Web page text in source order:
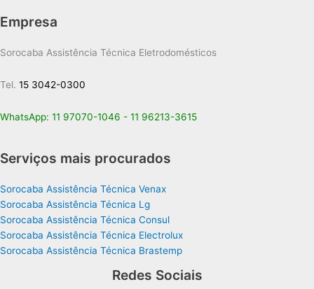
Empresa
Sorocaba Assistência Técnica Eletrodomésticos
Tel. 15 3042-0300
WhatsApp: 11 97070-1046 - 11 96213-3615
Serviços mais procurados
Sorocaba Assistência Técnica Venax
Sorocaba Assistência Técnica Lg
Sorocaba Assistência Técnica Consul
Sorocaba Assistência Técnica Electrolux
Sorocaba Assistência Técnica Brastemp
Redes Sociais